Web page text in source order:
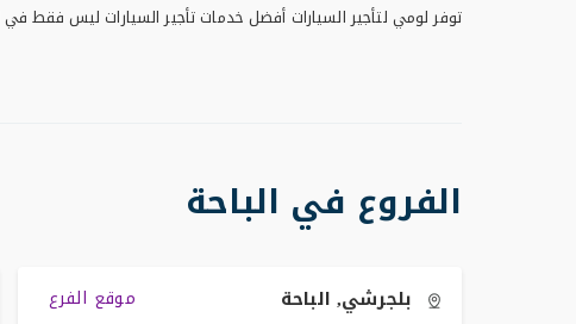
توفر لومي لتأجير السيارات أفضل خدمات تأجير السيارات ليس فقط في
الفروع في الباحة
بلجرشي, الباحة موقع الفرع